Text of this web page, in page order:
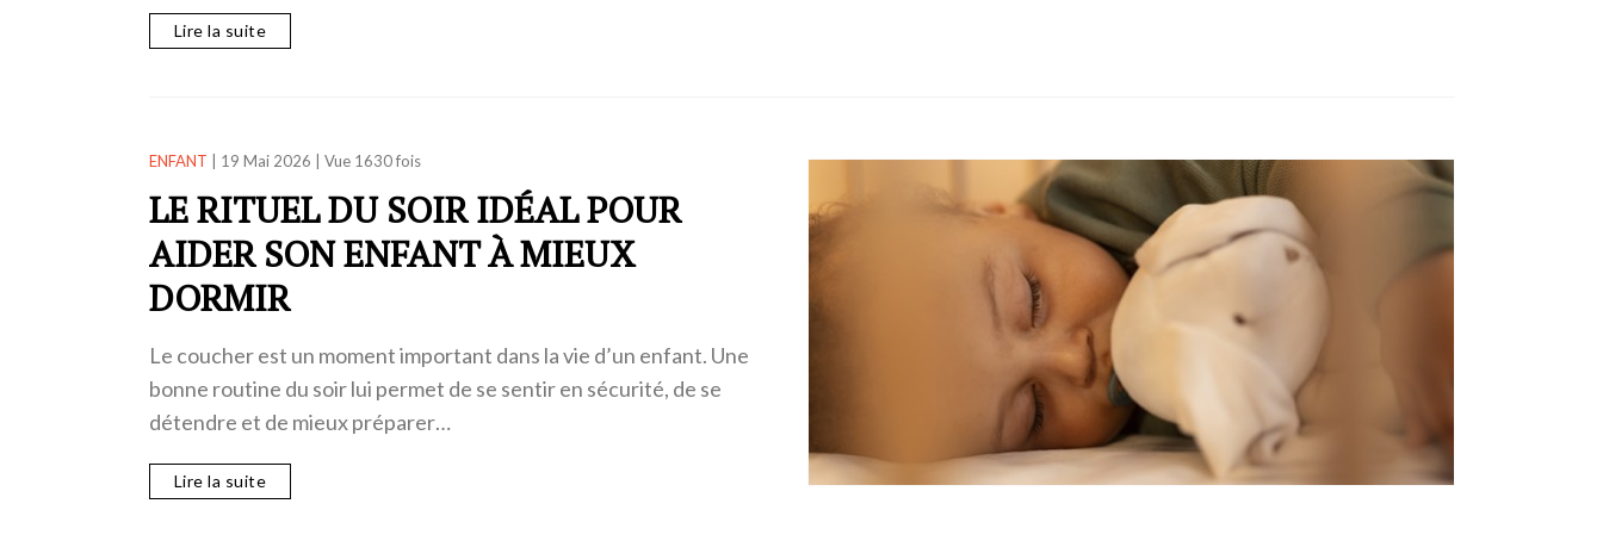
Lire la suite
ENFANT 19 Mai 2026 Vue 1630 fois
LE RITUEL DU SOIR IDÉAL POUR
AIDER SON ENFANT À MIEUX
DORMIR
Le coucher est un moment important dans la vie d’un enfant. Une
bonne routine du soir lui permet de se sentir en sécurité, de se
détendre et de mieux préparer…
Lire la suite